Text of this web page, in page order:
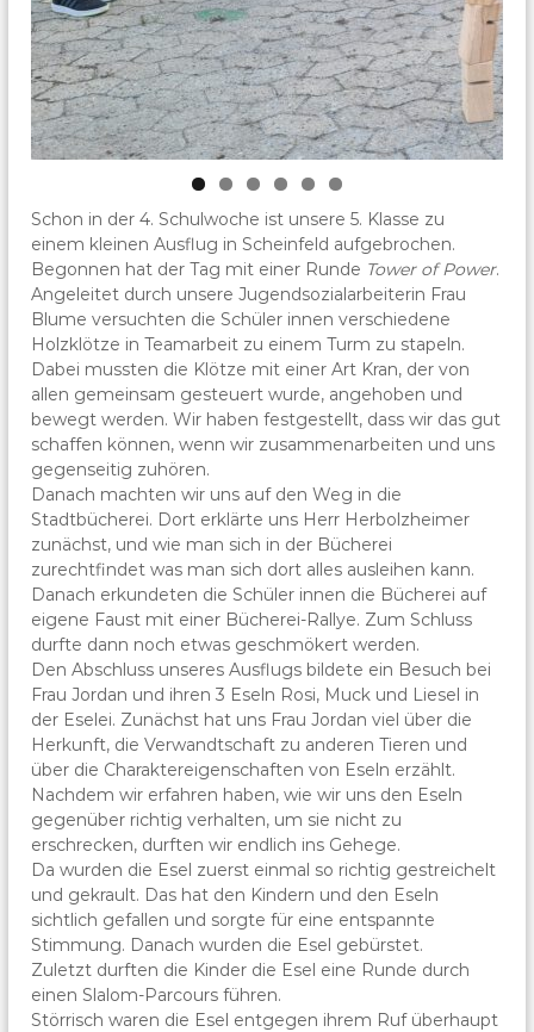
Schon in der 4. Schulwoche ist unsere 5. Klasse zu
einem kleinen Ausflug in Scheinfeld aufgebrochen.
Begonnen hat der Tag mit einer Runde Tower of Power.
Angeleitet durch unsere Jugendsozialarbeiterin Frau
Blume versuchten die Schüler innen verschiedene
Holzklötze in Teamarbeit zu einem Turm zu stapeln.
Dabei mussten die Klötze mit einer Art Kran, der von
allen gemeinsam gesteuert wurde, angehoben und
bewegt werden. Wir haben festgestellt, dass wir das gut
schaffen können, wenn wir zusammenarbeiten und uns
gegenseitig zuhören.
Danach machten wir uns auf den Weg in die
Stadtbücherei. Dort erklärte uns Herr Herbolzheimer
zunächst, und wie man sich in der Bücherei
zurechtfindet was man sich dort alles ausleihen kann.
Danach erkundeten die Schüler innen die Bücherei auf
eigene Faust mit einer Bücherei-Rallye. Zum Schluss
durfte dann noch etwas geschmökert werden.
Den Abschluss unseres Ausflugs bildete ein Besuch bei
Frau Jordan und ihren 3 Eseln Rosi, Muck und Liesel in
der Eselei. Zunächst hat uns Frau Jordan viel über die
Herkunft, die Verwandtschaft zu anderen Tieren und
über die Charaktereigenschaften von Eseln erzählt.
Nachdem wir erfahren haben, wie wir uns den Eseln
gegenüber richtig verhalten, um sie nicht zu
erschrecken, durften wir endlich ins Gehege.
Da wurden die Esel zuerst einmal so richtig gestreichelt
und gekrault. Das hat den Kindern und den Eseln
sichtlich gefallen und sorgte für eine entspannte
Stimmung. Danach wurden die Esel gebürstet.
Zuletzt durften die Kinder die Esel eine Runde durch
einen Slalom-Parcours führen.
Störrisch waren die Esel entgegen ihrem Ruf überhaupt